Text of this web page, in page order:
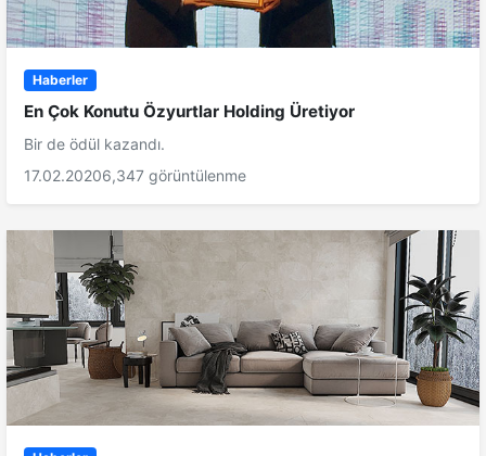
Haberler
En Çok Konutu Özyurtlar Holding Üretiyor
Bir de ödül kazandı.
17.02.20206,347 görüntülenme